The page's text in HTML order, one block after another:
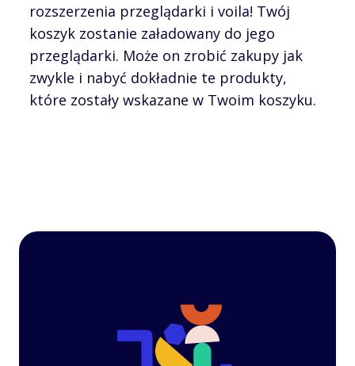
rozszerzenia przeglądarki i voila! Twój
koszyk zostanie załadowany do jego
przeglądarki. Może on zrobić zakupy jak
zwykle i nabyć dokładnie te produkty,
które zostały wskazane w Twoim koszyku.